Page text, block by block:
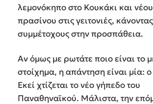
λεμονόκηπο στο Κουκάκι και
πρασίνου στις γειτονιές,
συμμέτοχους στην προσπάθεια.
Αν όμως με ρωτάτε ποιο είναι το
στοίχημα, η απάντηση είναι μία:
Εκεί χτίζεται το νέο γήπεδο του
Παναθηναϊκού. Μάλιστα, την